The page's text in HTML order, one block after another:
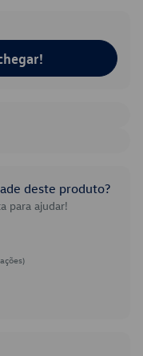
deste produto?
para ajudar!